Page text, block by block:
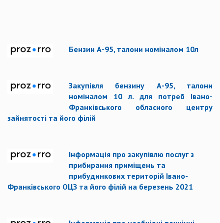
Бензин А-95, талони номіналом 10л
Закупівля бензину А-95, талони
номіналом 10 л. для потреб Івано-
Франківського обласного центру
зайнятості та його філій
Інформація про закупівлю послуг з
прибирання приміщень та
прибудинкових територій Івано-
Франківського ОЦЗ та його філій на березень 2021